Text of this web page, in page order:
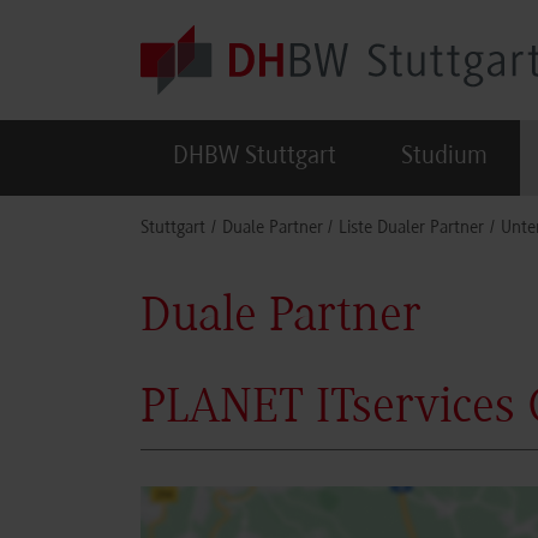
DHBW Stuttgart Studium
Stuttgart Duale Partner Liste Dualer Partner
Duale Partner
PLANET ITservices